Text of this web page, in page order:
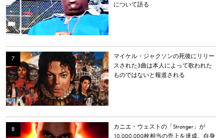
について語る
マイケル・ジャクソンの死後にリリー
スされた3曲は本人によって歌われた
ものではないと報道される
カニエ・ウェストの「Stronger」が
10,000,000枚相当の売上を達成。自身